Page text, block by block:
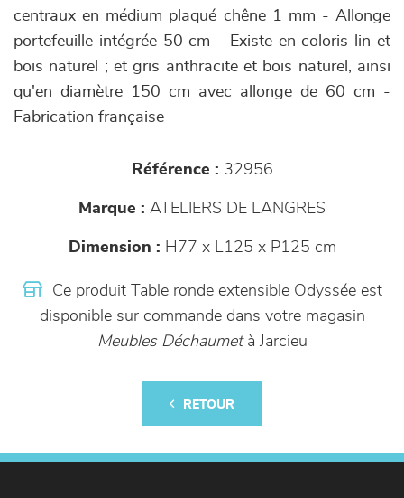
centraux en médium plaqué chêne 1 mm - Allonge
portefeuille intégrée 50 cm - Existe en coloris lin et
bois naturel ; et gris anthracite et bois naturel, ainsi
qu'en diamètre 150 cm avec allonge de 60 cm -
Fabrication française
Référence : 32956
Marque : ATELIERS DE LANGRES
Dimension : H77 x L125 x P125 cm
Ce produit Table ronde extensible Odyssée est
disponible sur commande dans votre magasin
Meubles Déchaumetà Jarcieu
RETOUR